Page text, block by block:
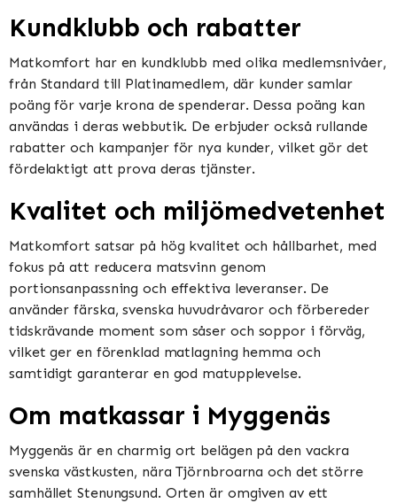
Kundklubb och rabatter
Matkomfort har en kundklubb med olika medlemsnivåer,
från Standard till Platinamedlem, där kunder samlar
poäng för varje krona de spenderar. Dessa poäng kan
användas i deras webbutik. De erbjuder också rullande
rabatter och kampanjer för nya kunder, vilket gör det
fördelaktigt att prova deras tjänster​​.
Kvalitet och miljömedvetenhet
Matkomfort satsar på hög kvalitet och hållbarhet, med
fokus på att reducera matsvinn genom
portionsanpassning och effektiva leveranser. De
använder färska, svenska huvudråvaror och förbereder
tidskrävande moment som såser och soppor i förväg,
vilket ger en förenklad matlagning hemma och
samtidigt garanterar en god matupplevelse​​​​.
Om matkassar i Myggenäs
Myggenäs är en charmig ort belägen på den vackra
svenska västkusten, nära Tjörnbroarna och det större
samhället Stenungsund. Orten är omgiven av ett